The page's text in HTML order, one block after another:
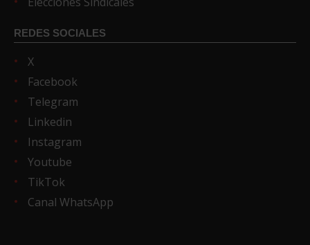
REDES SOCIALES
X
Facebook
Telegram
Linkedin
Instagram
Youtube
TikTok
Canal WhatsApp